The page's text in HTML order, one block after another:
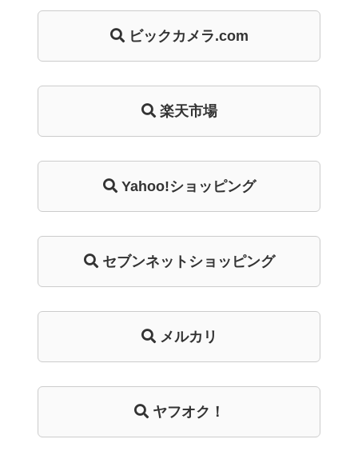
ビックカメラ.com
楽天市場
Yahoo!ショッピング
セブンネットショッピング
メルカリ
ヤフオク！